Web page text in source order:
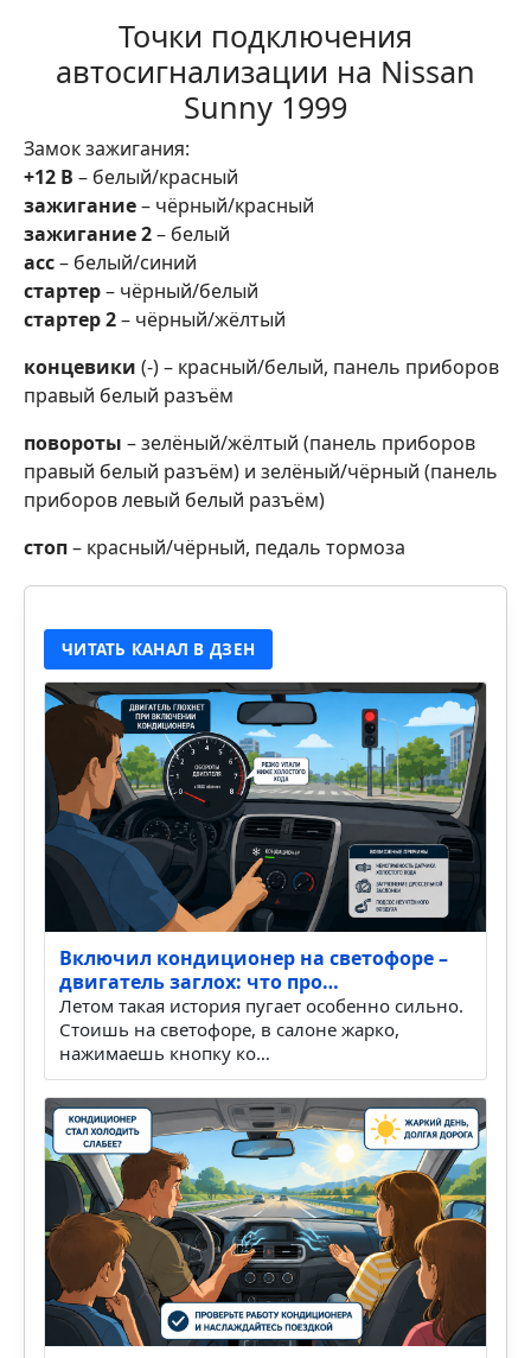
Точки подключения
автосигнализации на Nissan
Sunny 1999
Замок зажигания:
+12 В – белый/красный
зажигание– чёрный/красный
зажигание 2– белый
acc– белый/синий
стартер– чёрный/белый
стартер 2– чёрный/жёлтый
концевики (-) – красный/белый, панель приборов
правый белый разъём
повороты – зелёный/жёлтый (панель приборов
правый белый разъём) и зелёный/чёрный (панель
приборов левый белый разъём)
стоп– красный/чёрный, педаль тормоза
ЧИТАТЬ КАНАЛ В ДЗЕН
Включил кондиционер на светофоре –
двигатель заглох: что про…
Летом такая история пугает особенно сильно.
Стоишь на светофоре, в салоне жарко,
нажимаешь кнопку ко…